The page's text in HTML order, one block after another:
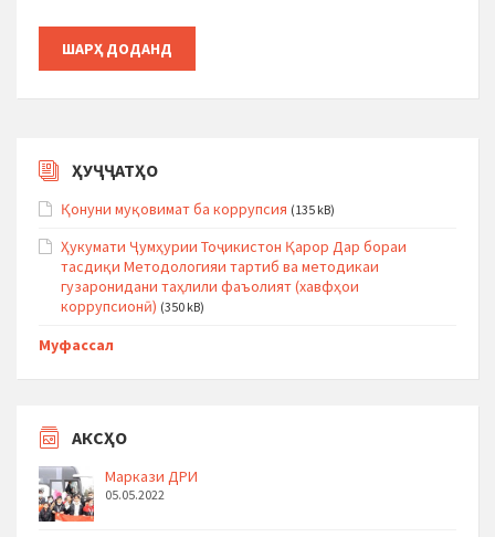
ҲУҶҶАТҲО
Қонуни муқовимат ба коррупсия (135 kB)
Ҳукумати Ҷумҳурии Тоҷикистон Қарор Дар бораи
тасдиқи Методологияи тартиб ва методикаи
гузаронидани таҳлили фаъолият (хавфҳои
коррупсионӣ) (350 kB)
Муфассал
АКСҲО
Маркази ДРИ
05.05.2022